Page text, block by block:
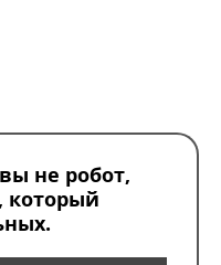
не робот,
который